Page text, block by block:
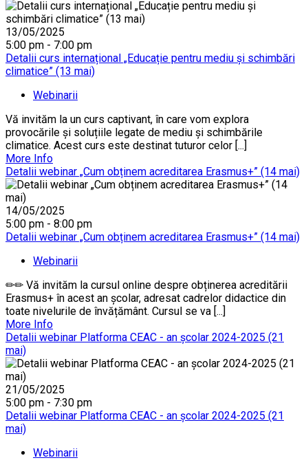
13/05/2025
5:00 pm - 7:00 pm
Detalii curs internațional „Educație pentru mediu și schimbări
climatice” (13 mai)
Webinarii
Vă invităm la un curs captivant, în care vom explora
provocările și soluțiile legate de mediu și schimbările
climatice. Acest curs este destinat tuturor celor [...]
More Info
Detalii webinar „Cum obținem acreditarea Erasmus+” (14 mai)
14/05/2025
5:00 pm - 8:00 pm
Detalii webinar „Cum obținem acreditarea Erasmus+” (14 mai)
Webinarii
✏✏ Vă invităm la cursul online despre obținerea acreditării
Erasmus+ în acest an școlar, adresat cadrelor didactice din
toate nivelurile de învățământ. Cursul se va [...]
More Info
Detalii webinar Platforma CEAC - an școlar 2024-2025 (21
mai)
21/05/2025
5:00 pm - 7:30 pm
Detalii webinar Platforma CEAC - an școlar 2024-2025 (21
mai)
Webinarii